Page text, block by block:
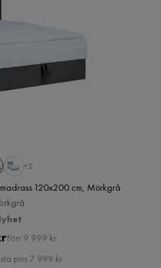
+2
120x200 cm, Mörkgrå
Pris
Original
Pris
Förr 9 999 kr
pris 7 999 kr